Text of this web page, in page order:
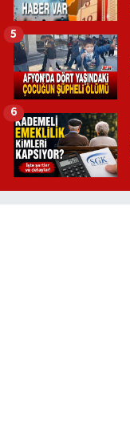
5
6